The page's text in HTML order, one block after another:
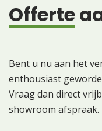
Offerte
Bent u nu aan het
enthousiast
Vraag dan direct
showroom afspraak.